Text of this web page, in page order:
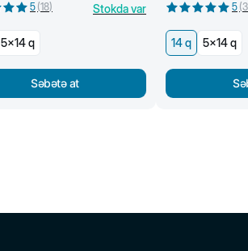
5 (18) Stokda var
5x14 q
Səbətə at
5 (
14 q 5x14 q